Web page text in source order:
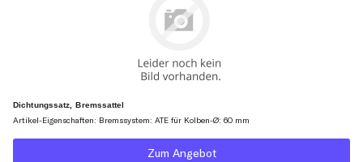
Dichtungssatz, Bremssattel
Artikel-Eigenschaften: Bremssystem: ATE für Kolben-Ø: 60 mm
Zum Angebot